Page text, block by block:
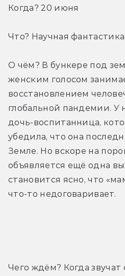
Когда? 20 июня
Что? Научная
О чём? В бункере под
женским голосом
восстановлением
глобальной пандемии. У
дочь-воспитанница,
убедила, что она
Земле. Но вскоре на
объявляется ещё одна
становится ясно, что
что-то недоговаривает.
Чего ждём? Когда звучат